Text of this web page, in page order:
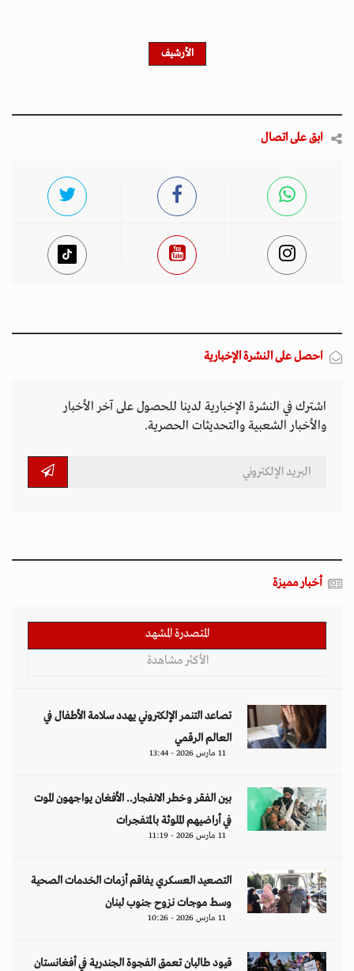
الأرشيف
ابق على اتصال
احصل على النشرة الإخبارية
اشترك في النشرة الإخبارية لدينا للحصول على آخر الأخبار
والأخبار الشعبية والتحديثات الحصرية.
أخبار مميزة
المتصدرة المشهد
الأكثر مشاهدة
تصاعد التنمر الإلكتروني يهدد سلامة الأطفال في
العالم الرقمي
11 مارس 2026 - 13:44
بين الفقر وخطر الانفجار.. الأفغان يواجهون الموت
في أراضيهم الملوثة بالمتفجرات
11 مارس 2026 - 11:19
التصعيد العسكري يفاقم أزمات الخدمات الصحية
وسط موجات نزوح جنوب لبنان
11 مارس 2026 - 10:26
قيود طالبان تعمق الفجوة الجندرية في أفغانستان